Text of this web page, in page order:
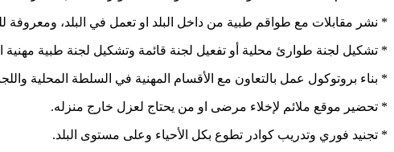
* نشر مقابلات مع طواقم طبية من داخل البلد او تعمل في البلد، ومعروفة
* تشكيل لجنة طوارئ محلية أو تفعيل لجنة قائمة وتشكيل لجنة طبية مهنية
* بناء بروتوكول عمل بالتعاون مع الأقسام المهنية في السلطة المحلية
* تحضير موقع ملائم لإخلاء مرضى او من يحتاج لعزل خارج منزله.
* تجنيد فوري وتدريب كوادر تطوع بكل الأحياء وعلى مستوى البلد.